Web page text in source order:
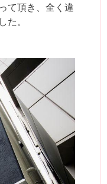
て頂き、全く違
た。